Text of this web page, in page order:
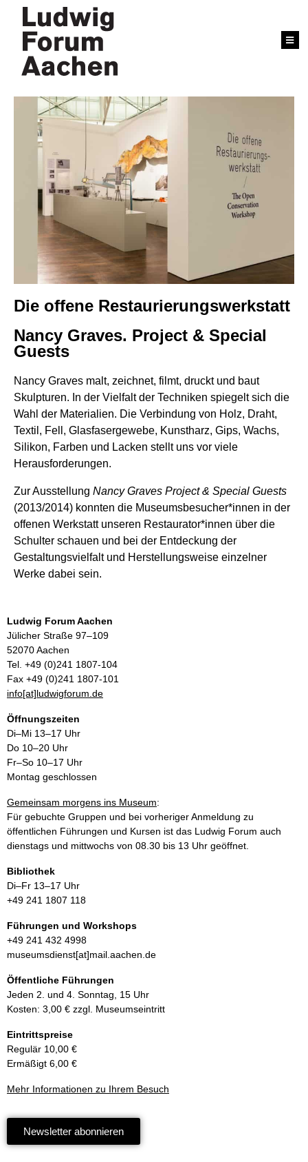
Die offene Restaurierungswerkstatt
Nancy Graves. Project & Special
Guests
Nancy Graves malt, zeichnet, filmt, druckt und baut
Skulpturen. In der Vielfalt der Techniken spiegelt sich die
Wahl der Materialien. Die Verbindung von Holz, Draht,
Textil, Fell, Glasfasergewebe, Kunstharz, Gips, Wachs,
Silikon, Farben und Lacken stellt uns vor viele
Herausforderungen.
Zur Ausstellung Nancy Graves Project & Special Guests
(2013/2014) konnten die Museumsbesucher*innen in der
offenen Werkstatt unseren Restaurator*innen über die
Schulter schauen und bei der Entdeckung der
Gestaltungsvielfalt und Herstellungsweise einzelner
Werke dabei sein.
Ludwig Forum Aachen
Jülicher Straße 97–109
52070 Aachen
Tel. +49 (0)241 1807-104
Fax +49 (0)241 1807-101
info[at]ludwigforum.de
Öffnungszeiten
Di–Mi 13–17 Uhr
Do 10–20 Uhr
Fr–So 10–17 Uhr
Montag geschlossen
Gemeinsam morgens ins Museum:
Für gebuchte Gruppen und bei vorheriger Anmeldung zu
öffentlichen Führungen und Kursen ist das Ludwig Forum auch
dienstags und mittwochs von 08.30 bis 13 Uhr geöffnet.
Bibliothek
Di–Fr 13–17 Uhr
+49 241 1807 118
Führungen und Workshops
+49 241 432 4998
museumsdienst[at]mail.aachen.de
Öffentliche Führungen
Jeden 2. und 4. Sonntag, 15 Uhr
Kosten: 3,00 € zzgl. Museumseintritt
Eintrittspreise
Regulär 10,00 €
Ermäßigt 6,00 €
Mehr Informationen zu Ihrem Besuch
Newsletter abonnieren